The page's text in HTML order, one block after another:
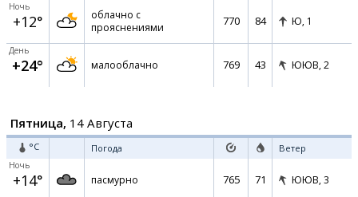
Ночь
+12°
облачно с
прояснениями
770 84 Ю, 1
День
+24° малооблачно 769 43 ЮЮВ, 2
Пятница, 14 Августа
°C Погода Ветер
Ночь
+14° пасмурно 765 71 ЮЮВ, 3